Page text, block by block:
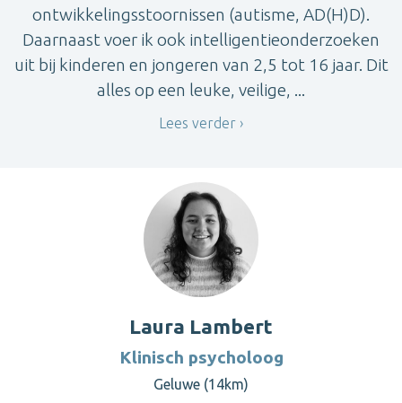
ontwikkelingsstoornissen (autisme, AD(H)D).
Daarnaast voer ik ook intelligentieonderzoeken
uit bij kinderen en jongeren van 2,5 tot 16 jaar. Dit
alles op een leuke, veilige, ...
Lees verder
Laura Lambert
Klinisch psycholoog
Geluwe (14km)